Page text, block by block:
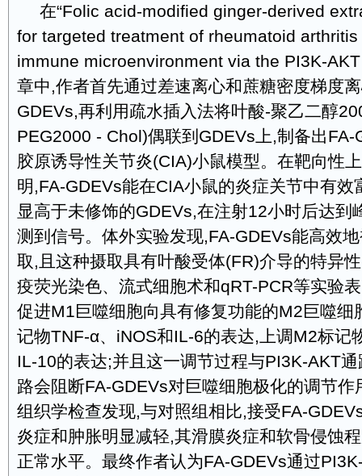
在“Folic acid-modified ginger-derived
for targeted treatment of rheumatoid
immune microenvironment via the PI3K-
章中,作者首先通过差速离心和蔗糖密度梯度
GDEVs,再利用疏水插入法将叶酸-聚乙二醇
PEG2000 - Chol)偶联到GDEVs上,制备出FA-
胶原诱导性关节炎(CIA)小鼠模型。在靶向性
明,FA-GDEVs能在CIA小鼠的炎症关节中有效
显高于未修饰的GDEVs,在注射12小时后达到
测到信号。体外实验发现,FA-GDEVs能高效
取,且这种摄取具有叶酸受体(FR)介导的特异
疫荧光染色、流式细胞术和qRT-PCR等实验
促进M1巨噬细胞向具有修复功能的M2巨噬细
记物TNF-α、iNOS和IL-6的表达,上调M2标记
IL-10的表达;并且这一调节过程与PI3K-AKT
路会阻断FA-GDEVs对巨噬细胞极化的调节作
组织学检查发现,与对照组相比,接受FA-
炎症和肿胀明显减轻,其滑膜炎症和软骨侵蚀
正常水平。最终作者认为FA-GDEVs通过